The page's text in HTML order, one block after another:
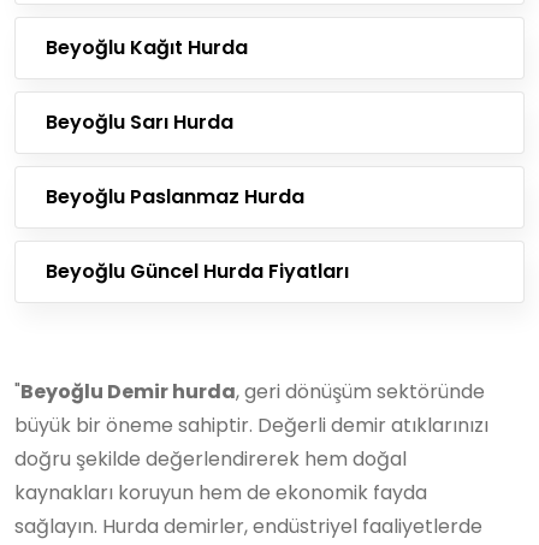
Beyoğlu Kağıt Hurda
Beyoğlu Sarı Hurda
Beyoğlu Paslanmaz Hurda
Beyoğlu Güncel Hurda Fiyatları
"Beyoğlu Demir hurda, geri dönüşüm sektöründe
büyük bir öneme sahiptir. Değerli demir atıklarınızı
doğru şekilde değerlendirerek hem doğal
kaynakları koruyun hem de ekonomik fayda
sağlayın. Hurda demirler, endüstriyel faaliyetlerde